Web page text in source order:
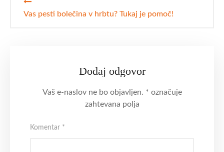
prispevka
Vas pesti bolečina v hrbtu? Tukaj je pomoč!
Dodaj odgovor
Vaš e-naslov ne bo objavljen. * označuje
zahtevana polja
Komentar *